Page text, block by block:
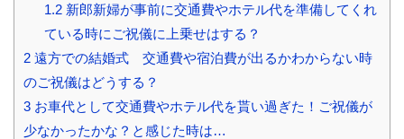
1.2新郎新婦が事前に交通費やホテル代を準備してくれ
ている時にご祝儀に上乗せはする？
2 遠方での結婚式 交通費や宿泊費が出るかわからない時
のご祝儀はどうする？
3 お車代として交通費やホテル代を貰い過ぎた！ご祝儀が
少なかったかな？と感じた時は…